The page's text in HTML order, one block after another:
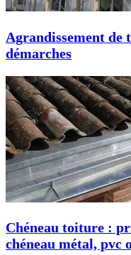
Agrandissement
démarches
Chéneau toiture :
chéneau métal, pvc